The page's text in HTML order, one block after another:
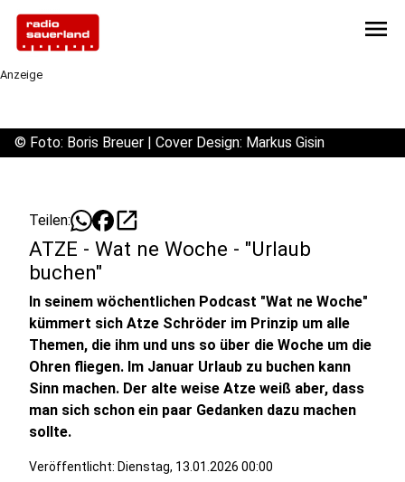
menu
Anzeige
© Foto: Boris Breuer | Cover Design: Markus Gisin
Teilen: open_in_new
ATZE - Wat ne Woche - "Urlaub
buchen"
In seinem wöchentlichen Podcast "Wat ne Woche"
kümmert sich Atze Schröder im Prinzip um alle
Themen, die ihm und uns so über die Woche um die
Ohren fliegen. Im Januar Urlaub zu buchen kann
Sinn machen. Der alte weise Atze weiß aber, dass
man sich schon ein paar Gedanken dazu machen
sollte.
Veröffentlicht: Dienstag, 13.01.2026 00:00